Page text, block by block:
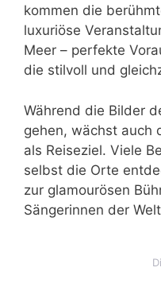
kommen die
luxuriöse
Meer – perfekte
die stilvoll und
Während die Bilder
gehen, wächst auch
als Reiseziel. Viele
selbst die Orte
zur glamourösen
Sängerinnen der